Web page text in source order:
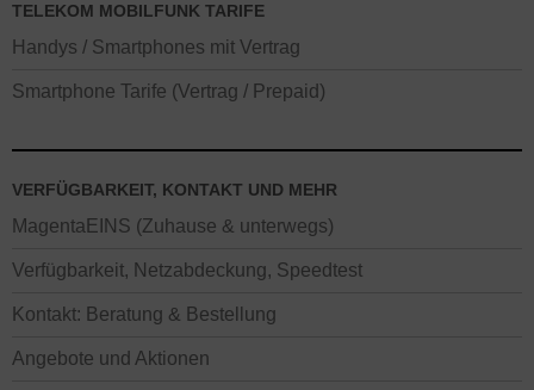
TELEKOM MOBILFUNK TARIFE
Handys / Smartphones mit Vertrag
Smartphone Tarife (Vertrag / Prepaid)
VERFÜGBARKEIT, KONTAKT UND MEHR
MagentaEINS (Zuhause & unterwegs)
Verfügbarkeit, Netzabdeckung, Speedtest
Kontakt: Beratung & Bestellung
Angebote und Aktionen